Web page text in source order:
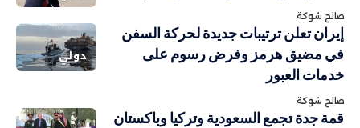
صالح شوكة
دولي
إيران تعلن ترتيبات جديدة لحركة السفن
في مضيق هرمز وفرض رسوم على
خدمات العبور
صالح شوكة
قمة جدة تجمع السعودية وتركيا وباكستان